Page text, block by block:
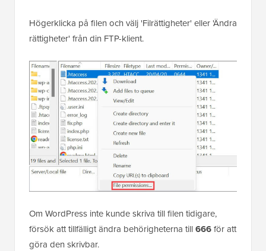
Högerklicka på filen och välj 'Filrättigheter' eller 'Ändra
rättigheter' från din FTP-klient.
Om WordPress inte kunde skriva till filen tidigare,
försök att tillfälligt ändra behörigheterna till666för att
göra den skrivbar.